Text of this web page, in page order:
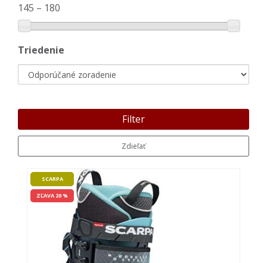
145 – 180
Triedenie
Filter
Zdieľať
SCARPA
ZĽAVA 20 %